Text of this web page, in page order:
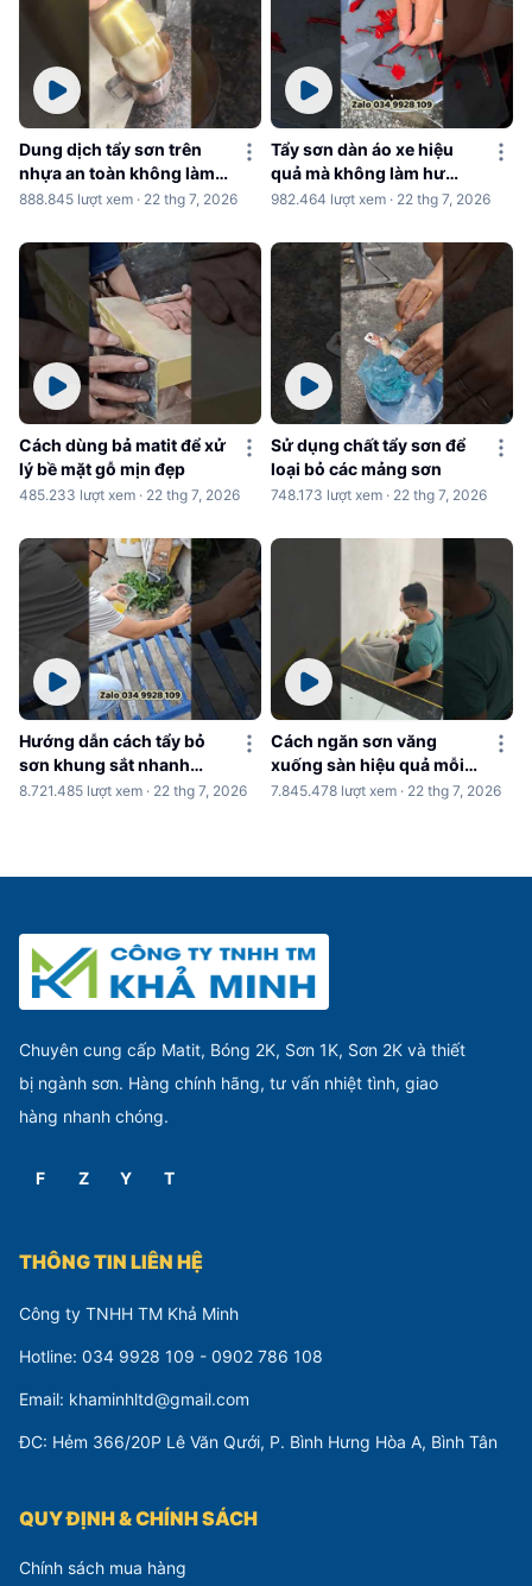
Dung dịch tẩy sơn trên
nhựa an toàn không làm
hư nhựa
888.845 lượt xem · 22 thg 7, 2026
Tẩy sơn dàn áo xe hiệu
quả mà không làm hư
nhựa
982.464 lượt xem · 22 thg 7, 2026
Cách dùng bả matit để xử
lý bề mặt gỗ mịn đẹp
485.233 lượt xem · 22 thg 7, 2026
Sử dụng chất tẩy sơn để
loại bỏ các mảng sơn
748.173 lượt xem · 22 thg 7, 2026
Hướng dẫn cách tẩy bỏ
sơn khung sắt nhanh
chóng
8.721.485 lượt xem · 22 thg 7, 2026
Cách ngăn sơn văng
xuống sàn hiệu quả mỗi
khi sơn nhà
7.845.478 lượt xem · 22 thg 7, 2026
Chuyên cung cấp Matit, Bóng 2K, Sơn 1K, Sơn 2K và thiết
bị ngành sơn. Hàng chính hãng, tư vấn nhiệt tình, giao
hàng nhanh chóng.
F Z Y T
THÔNG TIN LIÊN HỆ
Công ty TNHH TM Khả Minh
Hotline: 034 9928 109 - 0902 786 108
Email: khaminhltd@gmail.com
ĐC: Hẻm 366/20P Lê Văn Qưới, P. Bình Hưng Hòa A, Bình Tân
QUY ĐỊNH & CHÍNH SÁCH
Chính sách mua hàng